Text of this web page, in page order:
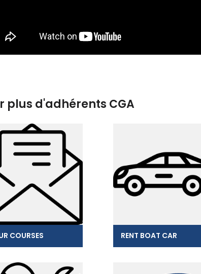
plus d'adhérents CGA
COURSES RENT BOAT CAR